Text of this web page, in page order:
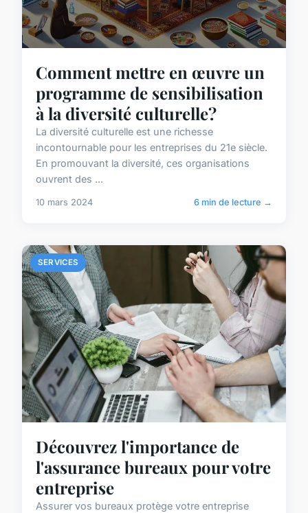
Comment mettre en œuvre un
programme de sensibilisation
à la diversité culturelle?
La diversité culturelle est une richesse
incontournable pour les entreprises du 21e siècle.
En promouvant la diversité, ces organisations
ouvrent des ...
10 mars 2024 6 min de lecture →
SERVICES
Découvrez l'importance de
l'assurance bureaux pour votre
entreprise
Assurer vos bureaux protège votre entreprise